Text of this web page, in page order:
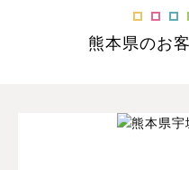
熊本県のお